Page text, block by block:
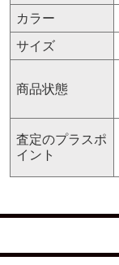
カラー
サイズ
商品状態
査定のプラスポ
イント